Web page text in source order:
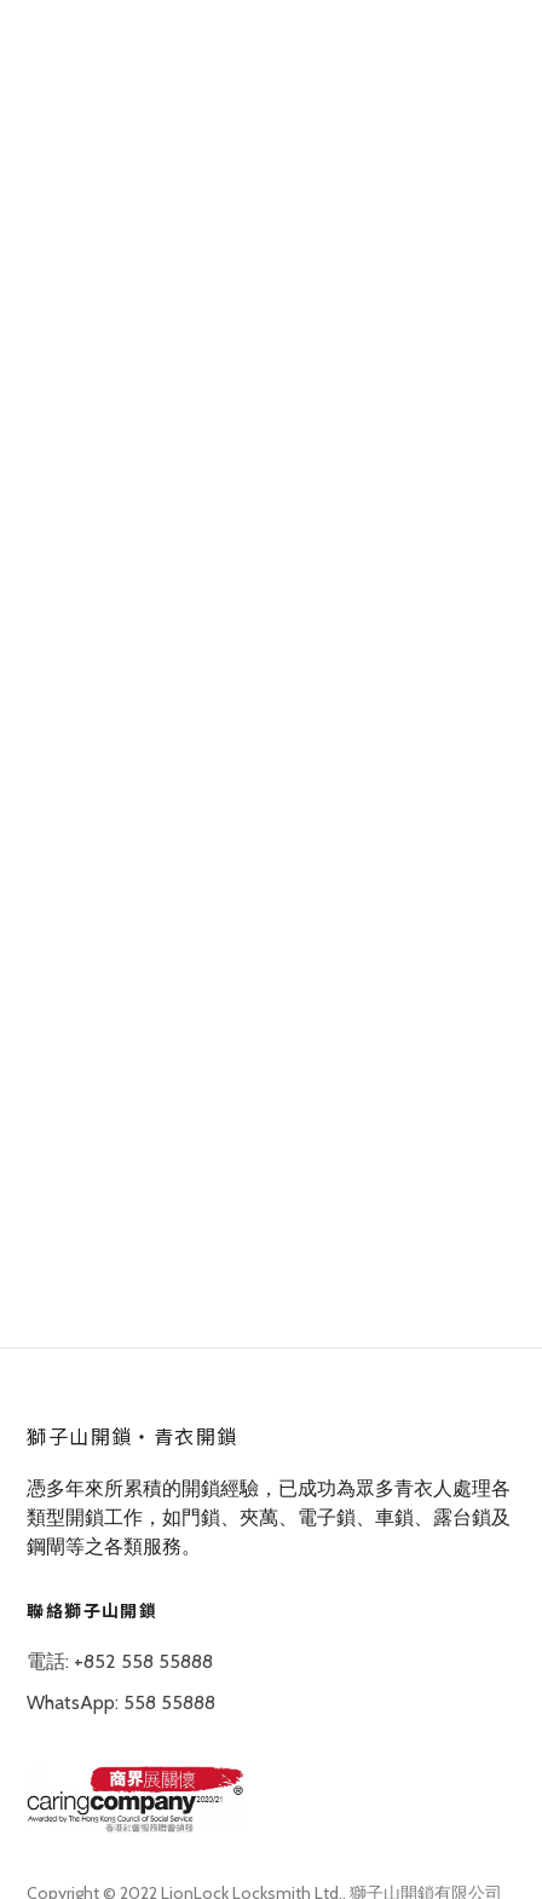
獅子山開鎖‧青衣開鎖
憑多年來所累積的開鎖經驗，已成功為眾多青衣人處理各
類型開鎖工作，如門鎖、夾萬、電子鎖、車鎖、露台鎖及
鋼閘等之各類服務。
聯絡獅子山開鎖
電話: +852 558 55888
WhatsApp: 558 55888
Copyright © 2022 LionLock Locksmith Ltd., 獅子山開鎖有限公司